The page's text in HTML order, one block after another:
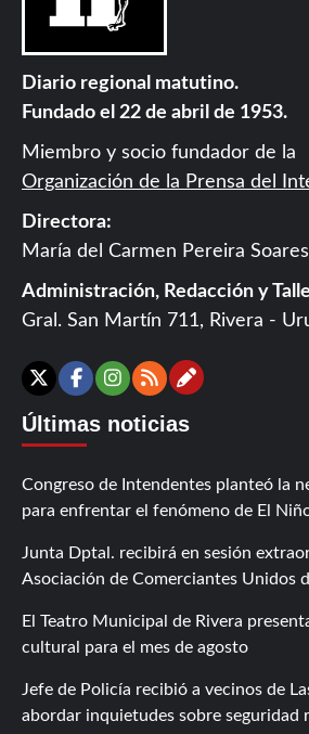
Diario regional matutino.
Fundado el 22 de abril de 1953.
Miembro y socio fundador de la
Organización de la Prensa del
Directora:
María del Carmen Pereira
Administración, Redacción y
Gral. San Martín 711, Rivera -
X Facebook
Instagram
RSS
Últimas noticias
Congreso de Intendentes planteó la
para enfrentar el fenómeno de El
Junta Dptal. recibirá en sesión
Asociación de Comerciantes Unidos
El Teatro Municipal de Rivera
cultural para el mes de agosto
Jefe de Policía recibió a vecinos de
abordar inquietudes sobre seguridad